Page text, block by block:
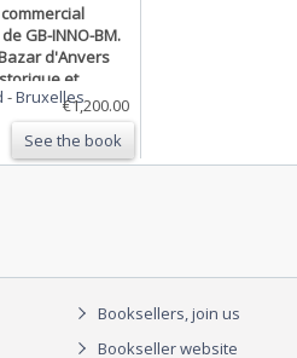
GB-INNO-BM.
Bazar d'Anvers
et
la grande
1882-
volumes. 1ere
-Bruxelles€1,200.00
See the book
Booksellers, join us
Bookseller website